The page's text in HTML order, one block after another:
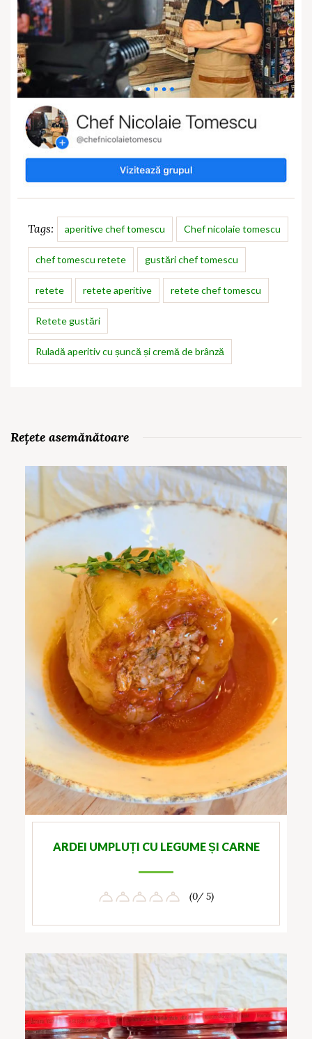
Tags: aperitive chef tomescu Chef nicolaie tomescu
chef tomescu retete gustări chef tomescu
retete retete aperitive retete chef tomescu
Retete gustări
Ruladă aperitiv cu șuncă și cremă de brânză
Rețete asemănătoare
ARDEI UMPLUȚI CU LEGUME ȘI CARNE
(0/ 5)